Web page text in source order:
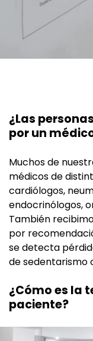
¿Las
por un
Muchos de
médicos de
cardiólogos,
endocrinólogos,
También
por
se detecta
de sedentarismo
¿Cómo es la
paciente?